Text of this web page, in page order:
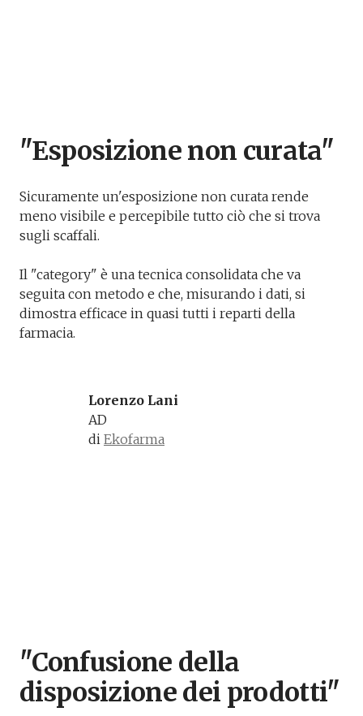
"Esposizione non curata"
Sicuramente un'esposizione non curata rende
meno visibile e percepibile tutto ciò che si trova
sugli scaffali.
Il "category" è una tecnica consolidata che va
seguita con metodo e che, misurando i dati, si
dimostra efficace in quasi tutti i reparti della
farmacia.
Lorenzo Lani
AD
di Ekofarma
"Confusione della
disposizione dei prodotti"